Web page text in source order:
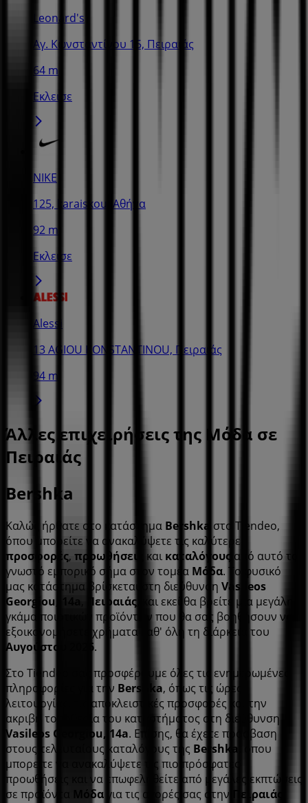
Leonard's
Αγ. Κωνσταντίνου 15, Πειραιάς
64 m
Εκλεισε
NIKE
125, karaiskou, Αθήνα
92 m
Εκλεισε
Alessi
13 AGIOU KONSTANTINOU, Πειραιάς
94 m
Άλλες επιχειρήσεις της Μόδα σε
Πειραιάς
Bershka
Καλώς ήρθατε στο κατάστημα Bershka στο Tiendeo,
όπου μπορείτε να ανακαλύψετε τις καλύτερες
προσφορές, προωθήσεις και καταλόγους από αυτό το
γνωστό εμπορικό σήμα στον τομέα Μόδα. Το φυσικό
μας κατάστημα βρίσκεται στη διεύθυνση Vasileos
Georgiou, 14a
Πειραιάς , και εκεί θα βρείτε μια μεγάλη
γκάμα ποιοτικών προϊόντων που θα σας βοηθήσουν να
εξοικονομήσετε χρήματα καθ' όλη τη διάρκεια του
Αυγούστου 2026.
Στο Tiendeo σας προσφέρουμε όλες τις ενημερωμένες
πληροφορίες για την Bershka, όπως τις ώρες
λειτουργίας, τις αποκλειστικές προσφορές και την
ακριβή τοποθεσία του καταστήματος στη διεύθυνση
Vasileos Georgiou, 14a. Επίσης, θα έχετε πρόσβαση
στους τελευταίους καταλόγους της Bershka , όπου
μπορείτε να ανακαλύψετε τις πιο πρόσφατες
προωθήσεις και να επωφεληθείτε από μεγάλες εκπτώσεις
σε προϊόντα
Μόδα για τις αγορές σας στην Πειραιάς